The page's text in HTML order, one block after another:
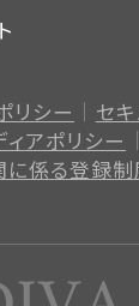
リシー
セ
ィアポリシー
に係る登録制